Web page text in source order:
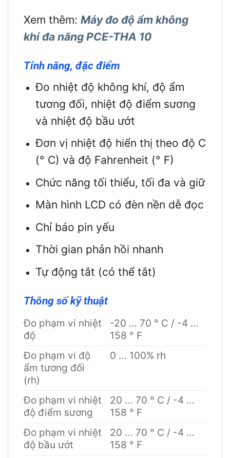
Xem thêm: Máy đo độ ẩm không
khí đa năng PCE-THA 10
Tính năng, đặc điểm
Đo nhiệt độ không khí, độ ẩm
tương đối, nhiệt độ điểm sương
và nhiệt độ bầu ướt
Đơn vị nhiệt độ hiển thị theo độ C
(° C) và độ Fahrenheit (° F)
Chức năng tối thiểu, tối đa và giữ
Màn hình LCD có đèn nền dễ đọc
Chỉ báo pin yếu
Thời gian phản hồi nhanh
Tự động tắt (có thể tắt)
Thông số kỹ thuật
Đo phạm vi nhiệt
độ
-20 … 70 ° C / -4 …
158 ° F
Đo phạm vi độ
ẩm tương đối
(rh)
0 … 100% rh
Đo phạm vi nhiệt
độ điểm sương
20 … 70 ° C / -4 …
158 ° F
Đo phạm vi nhiệt
độ bầu ướt
20 … 70 ° C / -4 …
158 ° F